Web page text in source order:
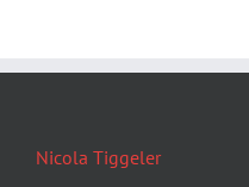
Nicola Tiggeler